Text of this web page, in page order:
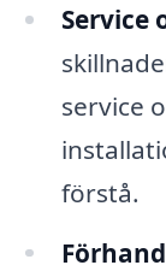
Service
service
förstå.